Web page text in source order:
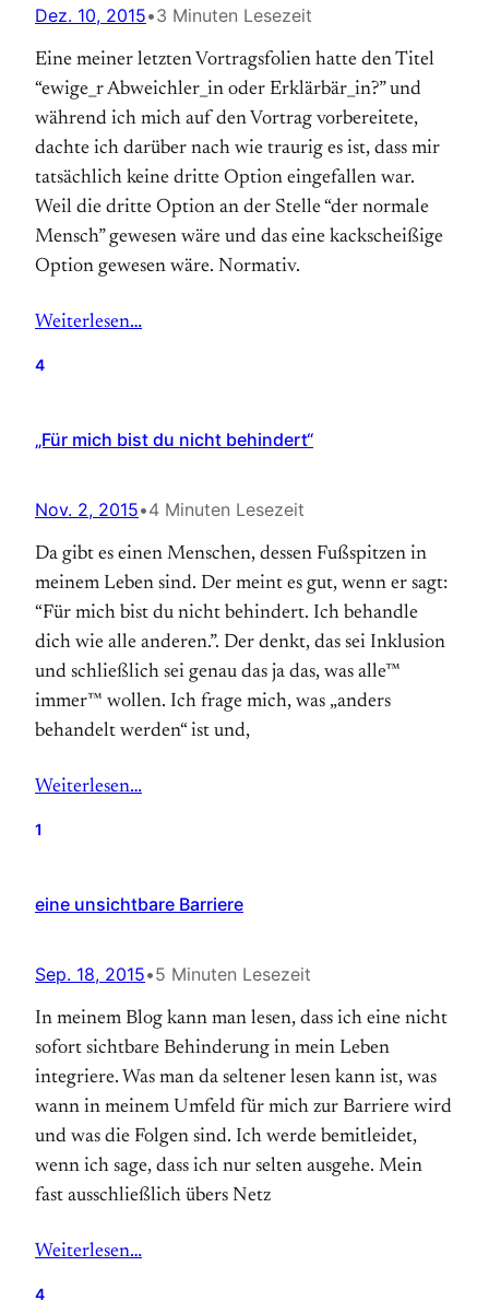
Dez. 10, 2015•3 Minuten Lesezeit
Eine meiner letzten Vortragsfolien hatte den Titel
“ewige_r Abweichler_in oder Erklärbär_in?” und
während ich mich auf den Vortrag vorbereitete,
dachte ich darüber nach wie traurig es ist, dass mir
tatsächlich keine dritte Option eingefallen war.
Weil die dritte Option an der Stelle “der normale
Mensch” gewesen wäre und das eine kackscheißige
Option gewesen wäre. Normativ.
Weiterlesen…
4
„Für mich bist du nicht behindert“
Nov. 2, 2015•4 Minuten Lesezeit
Da gibt es einen Menschen, dessen Fußspitzen in
meinem Leben sind. Der meint es gut, wenn er sagt:
“Für mich bist du nicht behindert. Ich behandle
dich wie alle anderen.”. Der denkt, das sei Inklusion
und schließlich sei genau das ja das, was alle™
immer™ wollen. Ich frage mich, was „anders
behandelt werden“ ist und,
Weiterlesen…
1
eine unsichtbare Barriere
Sep. 18, 2015•5 Minuten Lesezeit
In meinem Blog kann man lesen, dass ich eine nicht
sofort sichtbare Behinderung in mein Leben
integriere. Was man da seltener lesen kann ist, was
wann in meinem Umfeld für mich zur Barriere wird
und was die Folgen sind. Ich werde bemitleidet,
wenn ich sage, dass ich nur selten ausgehe. Mein
fast ausschließlich übers Netz
Weiterlesen…
4